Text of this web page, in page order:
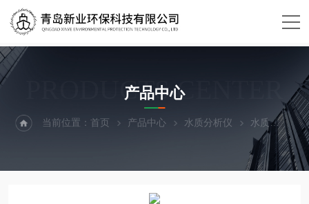
PRODUCTS CENTER
产品中心
当前位置：首页 产品中心 水质分析仪 水质 XY-